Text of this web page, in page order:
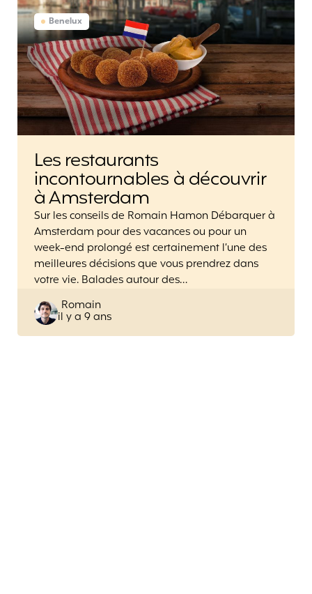
Benelux
Les restaurants
incontournables à découvrir
à Amsterdam
Sur les conseils de Romain Hamon Débarquer à
Amsterdam pour des vacances ou pour un
week-end prolongé est certainement l’une des
meilleures décisions que vous prendrez dans
votre vie. Balades autour des…
Posted
by
Romain
il y a 9 ans